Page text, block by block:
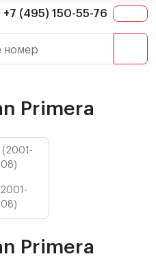
+7 (495) 150-55-76
номер
Primera
Primera